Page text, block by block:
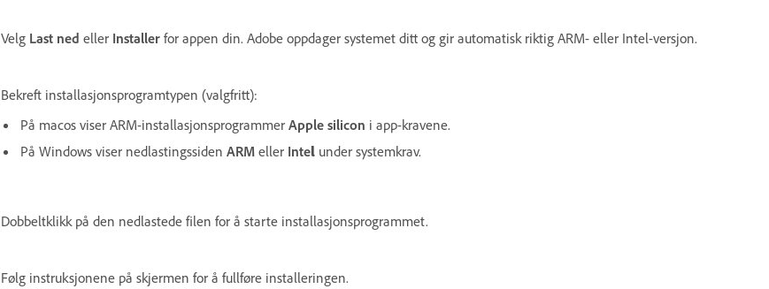
Velg Last ned eller Installer for appen din. Adobe oppdager systemet ditt og gir automatisk riktig ARM- eller Intel-versjon.
Bekreft installasjonsprogramtypen (valgfritt):
På macos viser ARM-installasjonsprogrammer Apple silicon i app-kravene.
På Windows viser nedlastingssiden ARM eller Intel under systemkrav.
Dobbeltklikk på den nedlastede filen for å starte installasjonsprogrammet.
Følg instruksjonene på skjermen for å fullføre installeringen.